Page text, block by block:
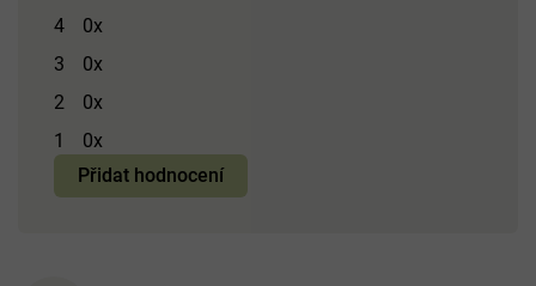
4
0x
3
0x
2
0x
1
0x
Přidat hodnocení